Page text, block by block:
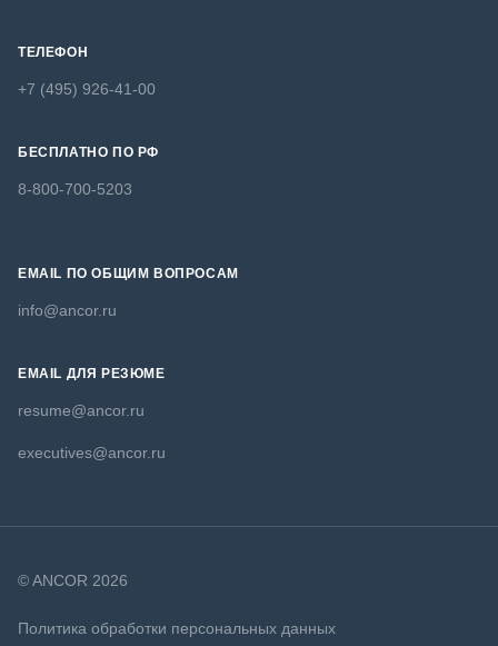
ТЕЛЕФОН
+7 (495) 926-41-00
БЕСПЛАТНО ПО РФ
8-800-700-5203
EMAIL ПО ОБЩИМ ВОПРОСАМ
info@ancor.ru
EMAIL ДЛЯ РЕЗЮМЕ
resume@ancor.ru
executives@ancor.ru
© ANCOR 2026
Политика обработки персональных данных